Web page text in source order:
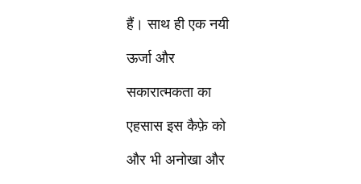
हैं। साथ ही एक नयी
ऊर्जा और
सकारात्मकता का
एहसास इस कैफ़े को
और भी अनोखा और